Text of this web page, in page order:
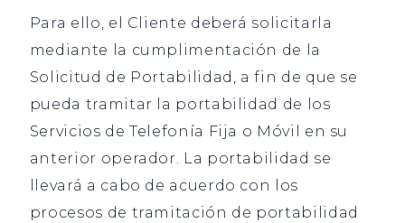
Para ello, el Cliente deberá solicitarla
mediante la cumplimentación de la
Solicitud de Portabilidad, a fin de que se
pueda tramitar la portabilidad de los
Servicios de Telefonía Fija o Móvil en su
anterior operador. La portabilidad se
llevará a cabo de acuerdo con los
procesos de tramitación de portabilidad